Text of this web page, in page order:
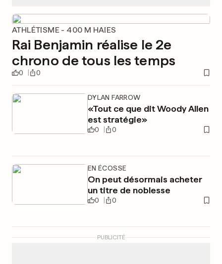
ATHLÉTISME - 400 M HAIES
Rai Benjamin réalise le 2e
chrono de tous les temps
0 0
DYLAN FARROW
«Tout ce que dit Woody Allen
est stratégie»
0 0
EN ÉCOSSE
On peut désormais acheter
un titre de noblesse
0 0
PUBLICITÉ